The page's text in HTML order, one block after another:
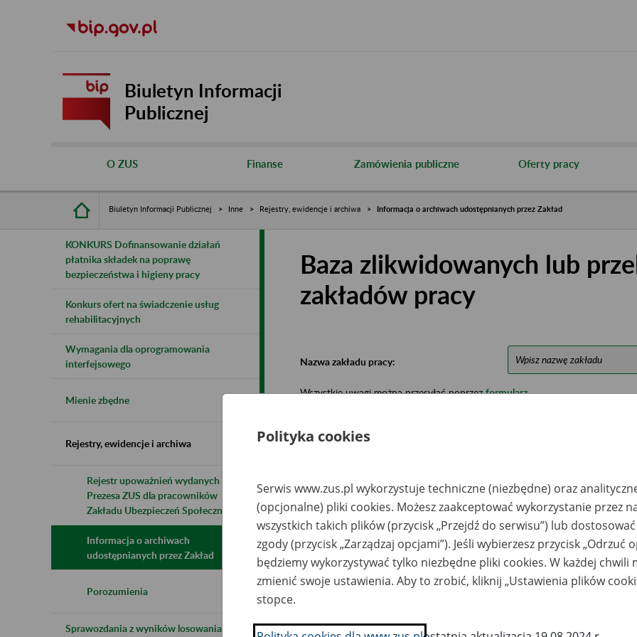
Biuletyn Informacji
Publicznej
O ZUS Finanse Zamówienia publiczne Oferty pracy
Biuletyn Informacji Publicznej Inne Rejestry, ewidencje i archiwa Informacja o archiwach udostępnianych przez Zakład
KONKURS Dofinansowanie działań
płatnika składek na poprawę
bezpieczeństwa i higieny pracy
Konkurs ofert na świadczenie usług
rehabilitacyjnych
Wymagania dla oprogramowania
interfejsowego
Mienie zbędne
Rejestry, ewidencje i archiwa
Rejestr upoważnień wydanych przez
Prezesa ZUS dla pracowników
Zakładu Ubezpieczeń Społecznych
Informacja o archiwach
udostępnianych przez Zakład
Porozumienia
Sprawozdania z wyników losowania do
Baza zlikwidowanych lub
zakładów pracy
Nazwa zakładu pracy:
Wszystkie uwagi można przesyłać poprzezformularz
zlikwidowanego
zakładu pracy
Miejsce
przechowywania
dokumentów
Nr zespołu akt w
archiwum
państwowym
Daty
CSK Sp. z o.o. w
Kielcach
PMA Sp. z o.o., 28-
300 Jędrzejów; ul.
Marii Konopnickiej 26
Przedsiębiorstwo
300 Jędrzejów; ul.
Polityka cookies
Serwis www.zus.pl wykorzystuje techniczne (niezbędne) oraz
(opcjonalne) pliki cookies. Możesz zaakceptować wykorzystanie przez
wszystkich takich plików (przycisk „Przejdź do serwisu”) lub
zgody (przycisk „Zarządzaj opcjami”). Jeśli wybierzesz przycisk „Odrzuć
będziemy wykorzystywać tylko niezbędne pliki cookies. W każdej chwili
zmienić swoje ustawienia. Aby to zrobić, kliknij „Ustawienia plików
stopce.